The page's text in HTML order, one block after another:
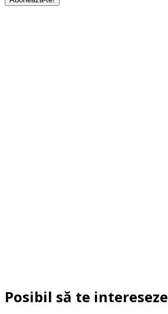
Posibil să te intereseze